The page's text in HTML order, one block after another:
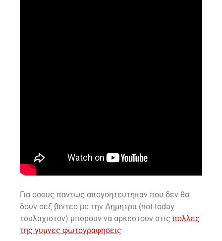
Για οσους παντως απογοητευτηκαν που δεν θα
δουν σεξ βιντεο με την Δημητρα (not today
τουλαχιστον) μπορουν να αρκεστουν στις πολλες
της γυμνες φωτογραφησεις